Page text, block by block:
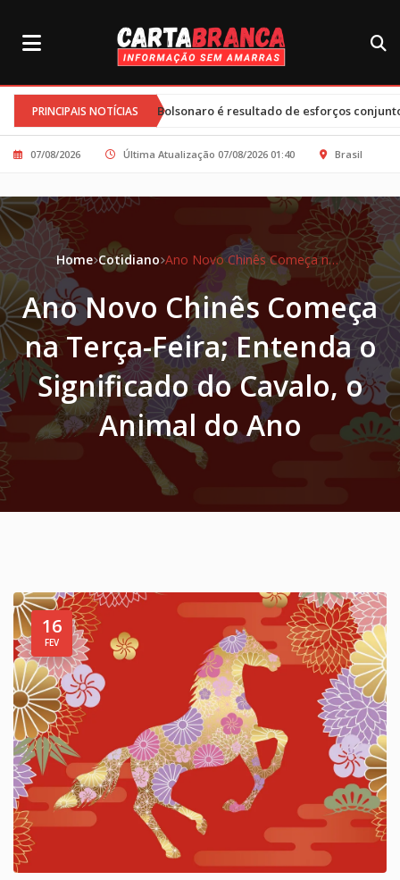
PRINCIPAIS NOTÍCIAS
Bolsonaro é resultado de esforços conjuntos e clima tenso
07/08/2026 Última Atualização 07/08/2026 01:40 Brasil
Home Cotidiano Ano Novo Chinês Começa na Terça-Feira; Entenda o Significado do Cavalo, o Animal do Ano
Ano Novo Chinês Começa
na Terça-Feira; Entenda o
Significado do Cavalo, o
Animal do Ano
16
FEV